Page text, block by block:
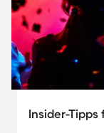
Insider-Tipps